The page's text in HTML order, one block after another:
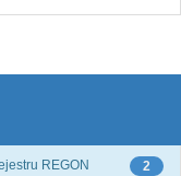
2
REGON